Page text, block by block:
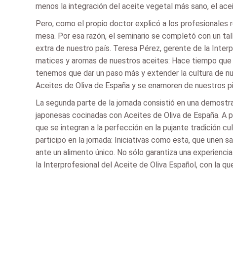
menos la integración del aceite vegetal más sano, el
Pero, como el propio doctor explicó a los profesionales
mesa. Por esa razón, el seminario se completó con un
extra de nuestro país. Teresa Pérez, gerente de la
matices y aromas de nuestros aceites: Hace tiempo
tenemos que dar un paso más y extender la cultura de
Aceites de Oliva de España y se enamoren de nuestros
La segunda parte de la jornada consistió en una
japonesas cocinadas con Aceites de Oliva de España.
que se integran a la perfección en la pujante tradición
participo en la jornada: Iniciativas como esta, que
ante un alimento único. No sólo garantiza una
la Interprofesional del Aceite de Oliva Español, con la